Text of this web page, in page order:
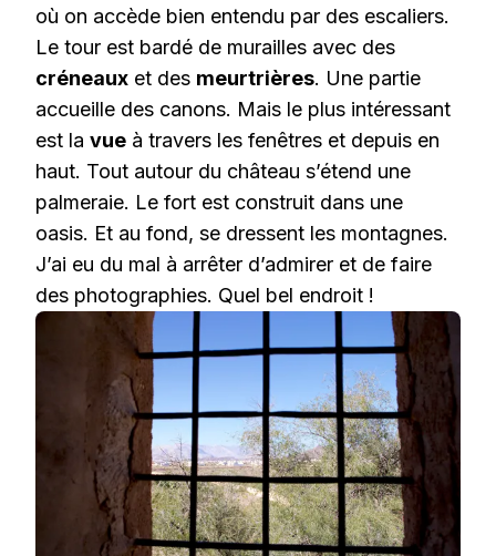
où on accède bien entendu par des escaliers.
Le tour est bardé de murailles avec des
créneaux et des meurtrières. Une partie
accueille des canons. Mais le plus intéressant
est la vue à travers les fenêtres et depuis en
haut. Tout autour du château s’étend une
palmeraie. Le fort est construit dans une
oasis. Et au fond, se dressent les montagnes.
J’ai eu du mal à arrêter d’admirer et de faire
des photographies. Quel bel endroit !